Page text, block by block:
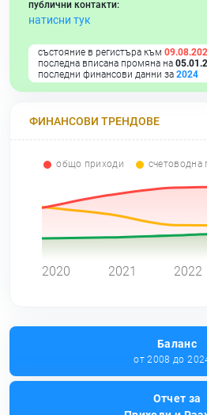
публични контакти:
натисни тук
състояние в регистъра към
последна вписана промяна на
последни финансови данни за 2024
ФИНАНСОВИ ТРЕНДОВЕ
общо приходи счетоводна
2020 2021 2022
Баланс
от 2008 до
Отчет за